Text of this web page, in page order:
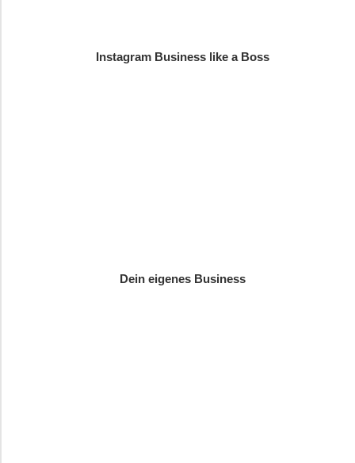
Instagram Business like a Boss
Dein eigenes Business